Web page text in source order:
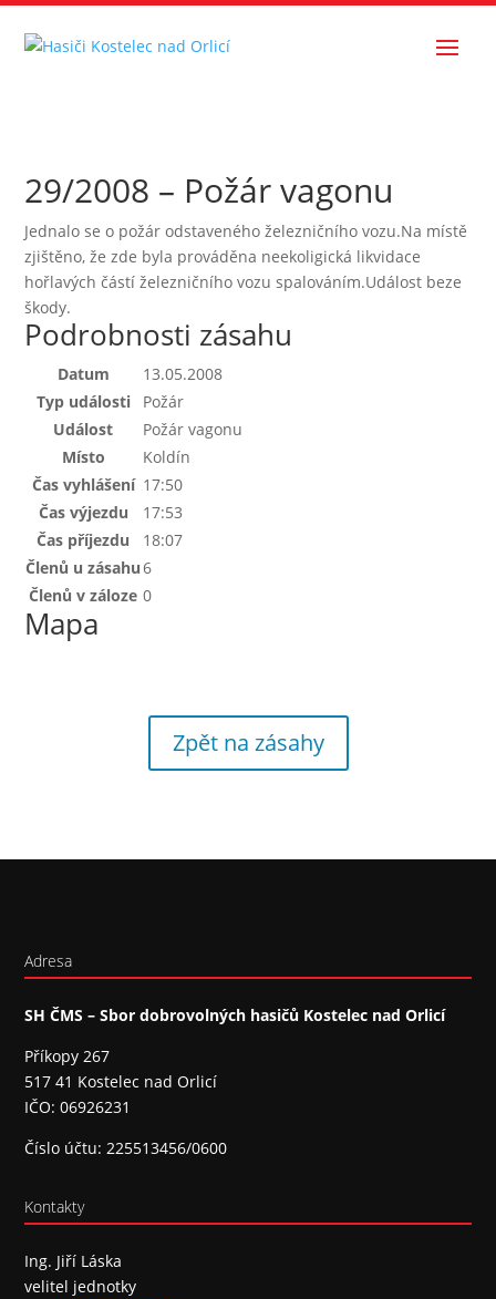
29/2008 – Požár vagonu
Jednalo se o požár odstaveného železničního vozu.Na místě
zjištěno, že zde byla prováděna neekoligická likvidace
hořlavých částí železničního vozu spalováním.Událost beze
škody.
Podrobnosti zásahu
Datum
13.05.2008
Typ události
Požár
Událost
Požár vagonu
Místo
Koldín
Čas vyhlášení 17:50
Čas výjezdu
17:53
Čas příjezdu
18:07
Členů u zásahu6
Členů v záloze 0
Mapa
Zpět na zásahy
Adresa
SH ČMS – Sbor dobrovolných hasičů Kostelec nad Orlicí
Příkopy 267
517 41 Kostelec nad Orlicí
IČO: 06926231
Číslo účtu: 225513456/0600
Kontakty
Ing. Jiří Láska
velitel jednotky